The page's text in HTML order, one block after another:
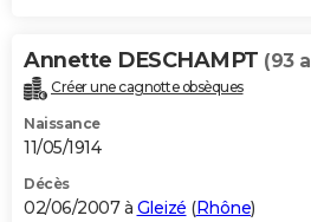
Annette DESCHAMPT (93
Créer une cagnotte obsèques
Naissance
11/05/1914
Décès
02/06/2007 à Gleizé (Rhône)